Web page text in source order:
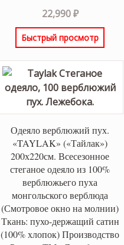
Оценка5.00
из 5
22,990₽
Быстрый просмотр
Одеяло верблюжий пух.
«TAYLAK» («Тайлак»)
200х220см. Всесезонное
стеганое одеяло из 100%
верблюжьего пуха
монгольского верблюда
(Смотровое окно на молнии)
Ткань: пухо-держащий сатин
(100% хлопок) Производство